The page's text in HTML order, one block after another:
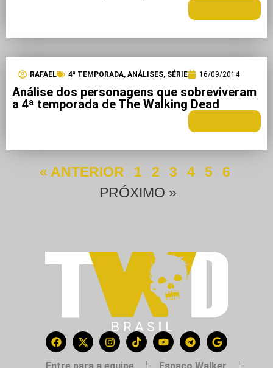
RAFAEL 4ª TEMPORADA, ANÁLISES, SÉRIE 16/09/2014
Análise dos personagens que sobreviveram
a 4ª temporada de The Walking Dead
« ANTERIOR 1 2 3 4 5
6
PRÓXIMO »